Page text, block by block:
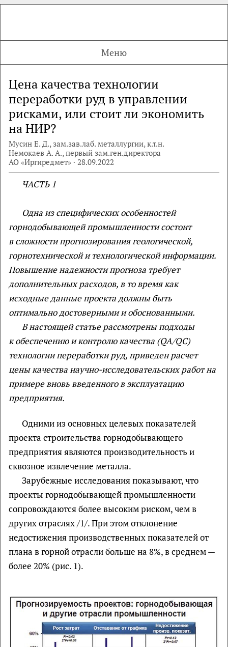
Меню
Цена качества технологии
переработки руд в управлении
рисками, или стоит ли экономить
на НИР?
Мусин Е. Д., зам.зав.лаб. металлургии, к.т.н.
Немокаев А. А., первый зам.ген.директора
АО «Иргиредмет» · 28.09.2022
ЧАСТЬ 1
Одна из специфических особенностей
горнодобывающей промышленности состоит
в сложности прогнозирования геологической,
горнотехнической и технологической информации.
Повышение надежности прогноза требует
дополнительных расходов, в то время как
исходные данные проекта должны быть
оптимально достоверными и обоснованными.
В настоящей статье рассмотрены подходы
к обеспечению и контролю качества (QA/QC)
технологии переработки руд, приведен расчет
цены качества научно-исследовательских работ на
примере вновь введенного в эксплуатацию
предприятия.
Одними из основных целевых показателей
проекта строительства горнодобывающего
предприятия являются производительность и
сквозное извлечение металла.
Зарубежные исследования показывают, что
проекты горнодобывающей промышленности
сопровождаются более высоким риском, чем в
других отраслях /1/. При этом отклонение
недостижения производственных показателей от
плана в горной отрасли больше на 8%, в среднем —
более 20% (рис. 1).